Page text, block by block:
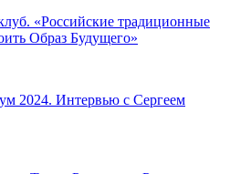
«Российские традиционные
Образ Будущего»
2024. Интервью с Сергеем